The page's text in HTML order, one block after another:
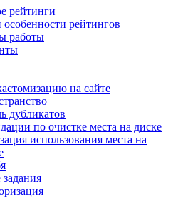
рейтинги
особенности рейтингов
работы
на сайте
дубликатов
по очистке места на диске
использования места на